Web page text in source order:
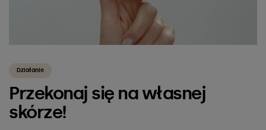
Działanie
Przekonaj się na własnej
skórze!